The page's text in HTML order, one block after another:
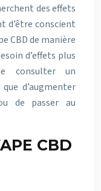
des effets
d’être conscient
CBD de manière
d’effets plus
consulter un
d’augmenter
de passer au
CBD